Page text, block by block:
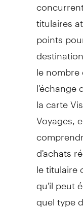
titulaires
points
le nombre
l'échange
la carte
Voyages,
d'achats
le titulaire
qu'il peut
quel type